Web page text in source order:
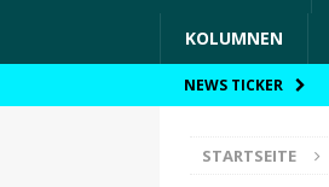
KOLUMNEN
NEWS TICKER
STARTSEITE